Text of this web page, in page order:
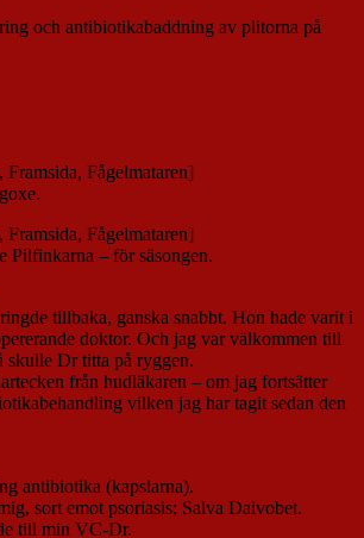
och antibiotikabaddning av plitorna på
Pilfinkarna – för säsongen.
tillbaka, ganska snabbt. Hon hade varit i
doktor. Och jag var välkommen till
skulle Dr titta på ryggen.
från hudläkaren – om jag fortsätter
vilken jag har tagit sedan den
antibiotika (kapslarna).
sort emot psoriasis; Salva Daivobet.
till min VC-Dr.